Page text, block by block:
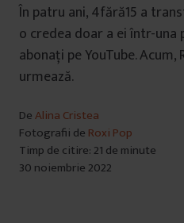
În patru ani, 4fără15 a
o credea doar a ei într-
abonați pe YouTube.
urmează.
DeAlina Cristea
Fotografii de Roxi Pop
Timp de citire: 21 de minute
30 noiembrie 2022